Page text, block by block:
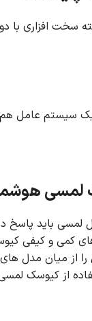
سخت افزاری با
یک سیستم
لمسی
لمسی باید پاسخ
کمی و کیفی
از میان مدل
از کیوسک